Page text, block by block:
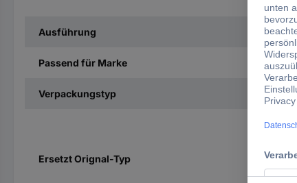
Ausführung
Passend für Marke
Verpackungstyp
Ersetzt Orignal-Typ